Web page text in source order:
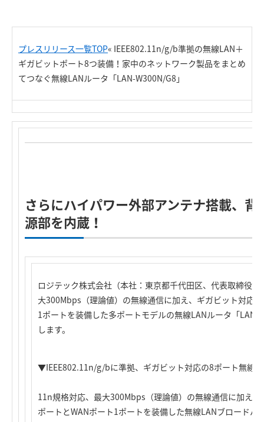
プレスリリース一覧TOP« IEEE802.11n/g/b準拠の無線LAN＋
ギガビットポート8つ装備！家中のネットワーク製品をまとめ
てつなぐ無線LANルータ「LAN-W300N/G8」
さらにハイパワー外部アンテナ搭載、
源部を内蔵！
ロジテック株式会社（本社：東京都千代田区、代表取締役
大300Mbps（理論値）の無線通信に加え、ギガビット対応
1ポートを装備した多ポートモデルの無線LANルータ「
します。
▼IEEE802.11n/g/bに準拠、ギガビット対応の8ポート無線
11n規格対応、最大300Mbps（理論値）の無線通信に加え
ポートとWANポート1ポートを装備した無線LANブロードバ